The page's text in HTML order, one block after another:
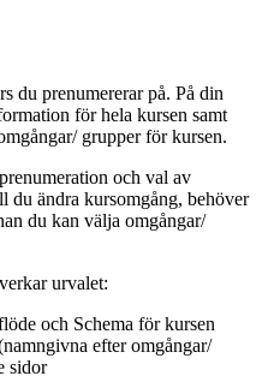
du prenumererar på. På din
för hela kursen samt
grupper för kursen.
och val av
du ändra kursomgång, behöver
du kan välja omgångar/
urvalet:
och Schema för kursen
efter omgångar/
sidor